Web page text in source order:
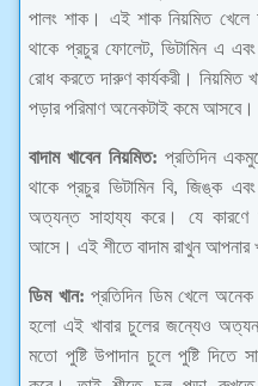
পালং শাক। এই শাক নিয়মিত
থাকে প্রচুর ফোলেট, ভিটামিন এ
রোধ করতে দারুণ কার্যকরী। নিয়মিত
পড়ার পরিমাণ অনেকটাই কমে আসবে।
বাদাম খাবেন নিয়মিত: প্রতিদিন
থাকে প্রচুর ভিটামিন বি, জিঙ্ক
অত্যন্ত সাহায্য করে। যে কারণে
আসে। এই শীতে বাদাম রাখুন আপনার
ডিম খান: প্রতিদিন ডিম খেলে
হলো এই খাবার চুলের জন্যেও
মতো পুষ্টি উপাদান চুলে পুষ্টি